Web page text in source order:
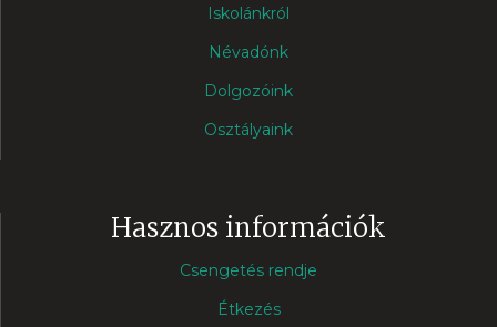
Iskolánkról
Névadónk
Dolgozóink
Osztályaink
Hasznos információk
Csengetés rendje
Étkezés